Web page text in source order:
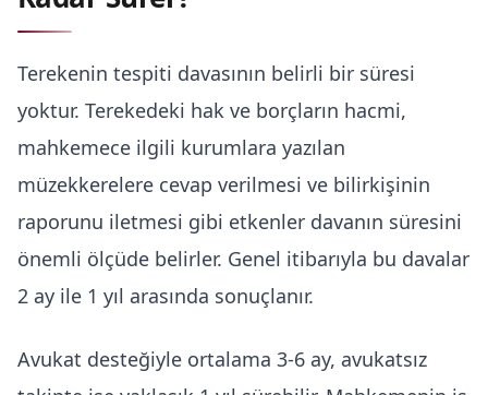
Terekenin tespiti davasının belirli bir süresi
yoktur. Terekedeki hak ve borçların hacmi,
mahkemece ilgili kurumlara yazılan
müzekkerelere cevap verilmesi ve bilirkişinin
raporunu iletmesi gibi etkenler davanın süresini
önemli ölçüde belirler. Genel itibarıyla bu davalar
2 ay ile 1 yıl arasında sonuçlanır.
Avukat desteğiyle ortalama 3-6 ay, avukatsız